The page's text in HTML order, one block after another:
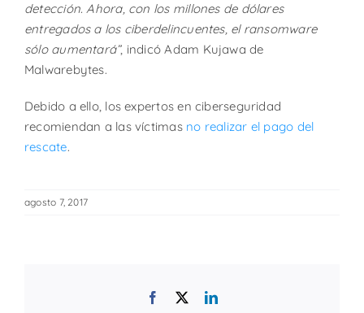
detección. Ahora, con los millones de dólares
entregados a los ciberdelincuentes, el ransomware
sólo aumentará”, indicó Adam Kujawa de
Malwarebytes.
Debido a ello, los expertos en ciberseguridad
recomiendan a las víctimas no realizar el pago del
rescate.
agosto 7, 2017
Facebook LinkedIn